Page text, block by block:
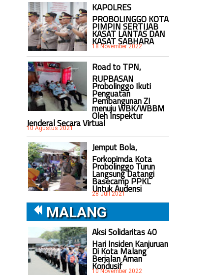
KAPOLRES
PROBOLINGGO KOTA
PIMPIN SERTIJAB
KASAT LANTAS DAN
KASAT SABHARA
18 November 2022
Road to TPN,
RUPBASAN
Probolinggo Ikuti
Penguatan
Pembangunan ZI
menuju WBK/WBBM
Oleh Inspektur
Jenderal Secara Virtual
10 Agustus 2021
Jemput Bola,
Forkopimda Kota
Probolinggo Turun
Langsung Datangi
Basecamp PPKL
Untuk Audensi
28 Juli 2021
MALANG
Aksi Solidaritas 40
Hari Insiden Kanjuruan
Di Kota Malang
Berjalan Aman
Kondusif
10 November 2022